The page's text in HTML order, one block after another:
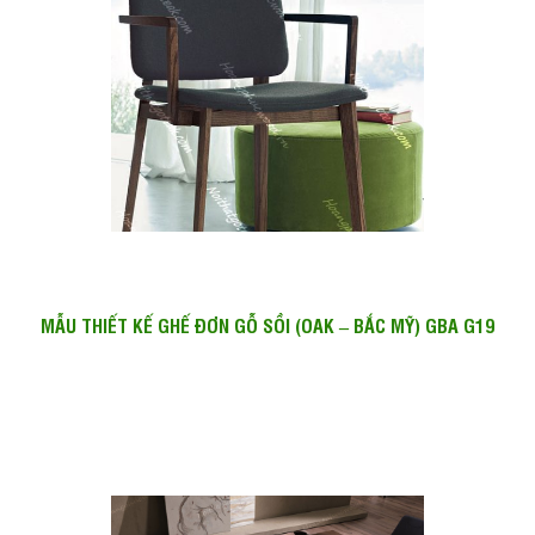
MẪU THIẾT KẾ GHẾ ĐƠN GỖ SỒI (OAK – BẮC MỸ) GBA G19